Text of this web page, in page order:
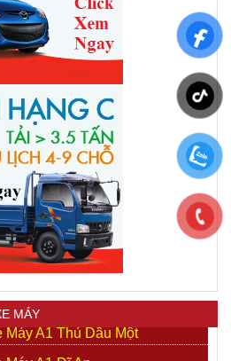
MÁY
Máy A1 Thủ Dầu Một